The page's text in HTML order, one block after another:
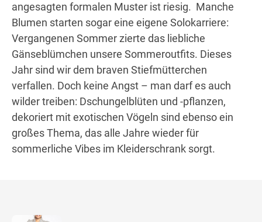
angesagten formalen Muster ist riesig. Manche
Blumen starten sogar eine eigene Solokarriere:
Vergangenen Sommer zierte das liebliche
Gänseblümchen unsere Sommeroutfits. Dieses
Jahr sind wir dem braven Stiefmütterchen
verfallen. Doch keine Angst – man darf es auch
wilder treiben: Dschungelblüten und -pflanzen,
dekoriert mit exotischen Vögeln sind ebenso ein
großes Thema, das alle Jahre wieder für
sommerliche Vibes im Kleiderschrank sorgt.